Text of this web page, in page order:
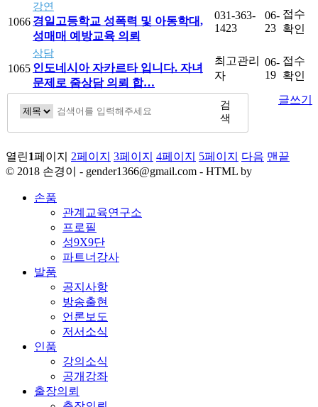
1066
강연
경일고등학교 성폭력 및 아동학대,
성매매 예방교육 의뢰
031-363-
1423
06-
23
접수
확인
1065
상담
인도네시아 자카르타 입니다. 자녀
문제로 줌상담 의뢰 합…
최고관리
자
06-
19
접수
확인
글쓰기
검
색
열린1페이지 2페이지 3페이지 4페이지 5페이지 다음 맨끝
© 2018 손경이 - gender1366@gmail.com - HTML by
손품
관계교육연구소
프로필
성9X9단
파트너강사
발품
공지사항
방송출현
언론보도
저서소식
인품
강의소식
공개강좌
출장의뢰